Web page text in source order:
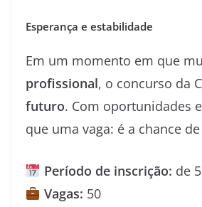
Esperança e estabilidade
Em um momento em que
profissional, o concurso da
futuro. Com oportunidades
que uma vaga: é a chance
Período de inscrição: de
Vagas: 50